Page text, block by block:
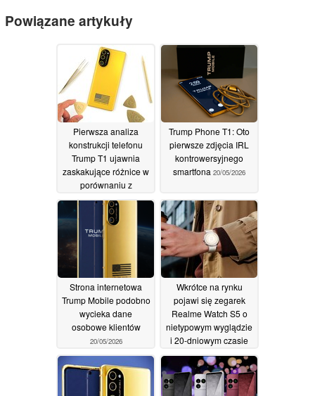
Powiązane artykuły
Pierwsza analiza
konstrukcji telefonu
Trump T1 ujawnia
zaskakujące różnice w
porównaniu z
modelem HTC U24 Pro
11/06/2026
Trump Phone T1: Oto
pierwsze zdjęcia IRL
kontrowersyjnego
smartfona 20/05/2026
Strona internetowa
Trump Mobile podobno
wycieka dane
osobowe klientów
20/05/2026
Wkrótce na rynku
pojawi się zegarek
Realme Watch S5 o
nietypowym wyglądzie
i 20-dniowym czasie
pracy na baterii
14/05/2026